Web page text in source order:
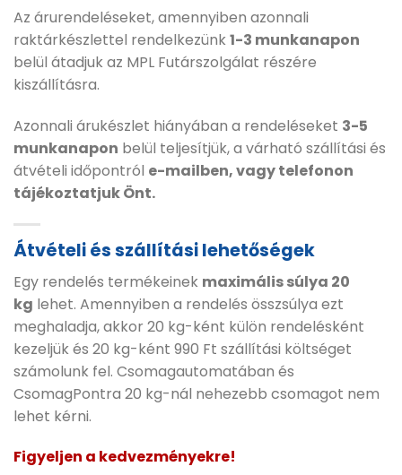
Az árurendeléseket, amennyiben azonnali
raktárkészlettel rendelkezünk1-3 munkanapon
belül átadjuk az MPL Futárszolgálat részére
kiszállításra.
Azonnali árukészlet hiányában a rendeléseket 3-5
munkanapon belül teljesítjük, a várható szállítási és
átvételi időpontról e-mailben, vagy telefonon
tájékoztatjuk Önt.
Átvételi és szállítási lehetőségek
Egy rendelés termékeinek maximális súlya 20
kg lehet. Amennyiben a rendelés összsúlya ezt
meghaladja, akkor 20 kg-ként külön rendelésként
kezeljük és 20 kg-ként 990 Ft szállítási költséget
számolunk fel. Csomagautomatában és
CsomagPontra 20 kg-nál nehezebb csomagot nem
lehet kérni.
Figyeljen a kedvezményekre!